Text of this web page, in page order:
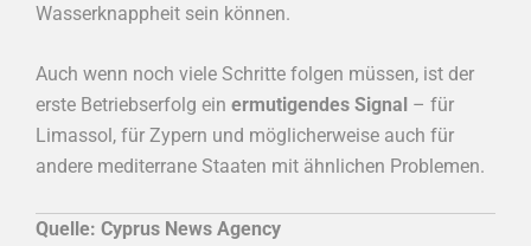
Wasserknappheit sein können.
Auch wenn noch viele Schritte folgen müssen, ist der
erste Betriebserfolg ein ermutigendes Signal – für
Limassol, für Zypern und möglicherweise auch für
andere mediterrane Staaten mit ähnlichen Problemen.
Quelle: Cyprus News Agency